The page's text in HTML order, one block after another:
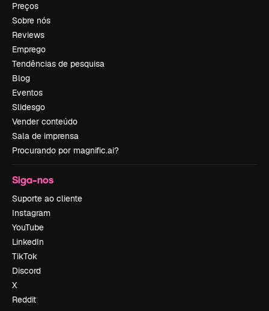
Preços
Sobre nós
Reviews
Emprego
Tendências de pesquisa
Blog
Eventos
Slidesgo
Vender conteúdo
Sala de imprensa
Procurando por magnific.ai?
Siga-nos
Suporte ao cliente
Instagram
YouTube
LinkedIn
TikTok
Discord
X
Reddit